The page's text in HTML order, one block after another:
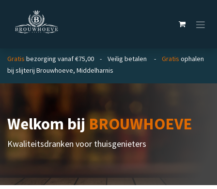
Gratis bezorging vanaf €75,00 - Veilig betalen - Gratis ophalen
bij slijterij Brouwhoeve, Middelharnis
Welkom bijBROUWHOEVE
Kwaliteitsdranken voor thuisgenieters